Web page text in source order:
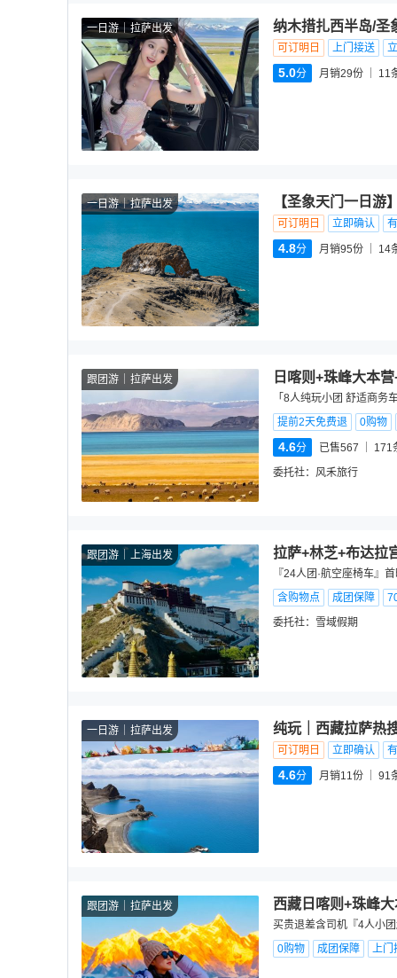
一日游 拉萨出发 纳木措扎西半岛/圣
可订明日 上门接送
5.0分 月销29份 11
一日游 拉萨出发 【圣象天门一日游
可订明日 立即确认
4.8分 月销95份 14
跟团游 拉萨出发 日喀则+珠峰大本
「8人纯玩小团 舒适商
提前2天免费退
0购物
4.6分 已售567 171
委托社： 风禾旅行
跟团游 上海出发 拉萨+林芝+布达拉
『24人团·航空座椅车』
含购物点
成团保障
委托社： 雪域假期
一日游 拉萨出发 纯玩｜西藏拉萨热
可订明日 立即确认
4.6分 月销11份 91
跟团游 拉萨出发 西藏日喀则+珠峰
买贵退差含司机『4人小
0购物
成团保障 上门